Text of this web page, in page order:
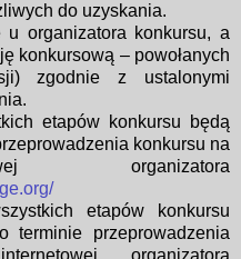
do uzyskania.
organizatora konkursu, a
konkursową – powołanych
zgodniez ustalonymi
etapów konkursu będą
konkursu na
organizatora
etapów konkursu
terminie przeprowadzenia
organizatora